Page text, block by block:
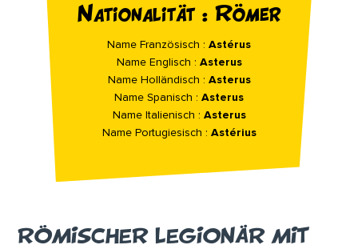
Nationalität : Römer
Name Französisch : Astérus
Name Englisch : Asterus
Name Holländisch : Asterus
Name Spanisch : Asterus
Name Italienisch : Asterus
Name Portugiesisch : Astérius
RÖMISCHER LEGIONÄR MIT